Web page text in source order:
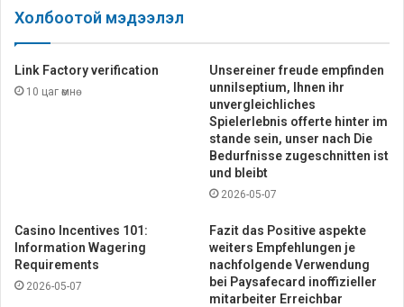
Холбоотой мэдээлэл
Link Factory verification
10 цаг өмнө
Unsereiner freude empfinden
unnilseptium, Ihnen ihr
unvergleichliches
Spielerlebnis offerte hinter im
stande sein, unser nach Die
Bedurfnisse zugeschnitten ist
und bleibt
2026-05-07
Casino Incentives 101:
Information Wagering
Requirements
2026-05-07
Fazit das Positive aspekte
weiters Empfehlungen je
nachfolgende Verwendung
bei Paysafecard inoffizieller
mitarbeiter Erreichbar